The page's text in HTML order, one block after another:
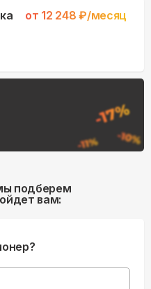
от 12 248 ₽/месяц
подберем
вам: